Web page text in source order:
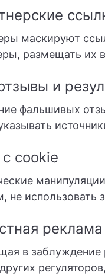
маскируют
размещать их в
и
фальшивых
cookie
не использовать
реклама
в